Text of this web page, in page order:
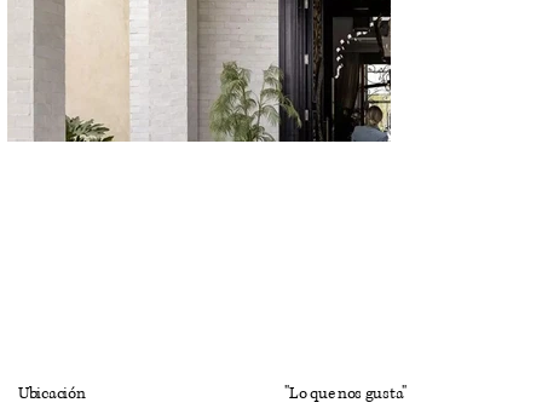
Ubicación "Lo que nos gusta"